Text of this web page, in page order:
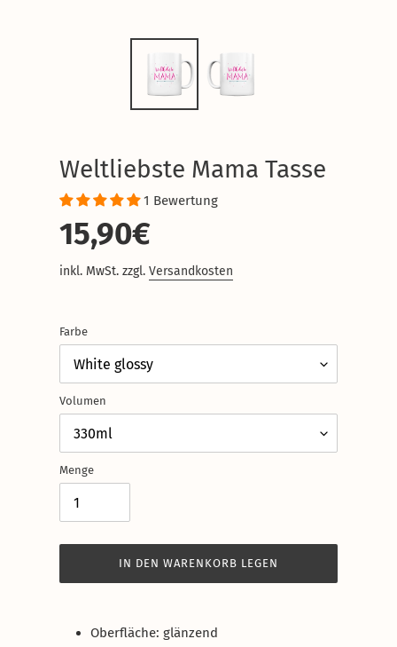
Weltliebste Mama Tasse
1 Bewertung
Normaler
Preis
15,90€
inkl. MwSt. zzgl.Versandkosten
Farbe
Volumen
Menge
IN DEN WARENKORB LEGEN
Oberfläche: glänzend